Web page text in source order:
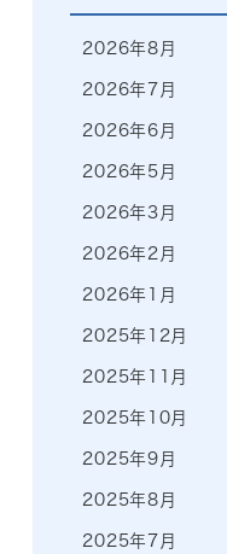
2026年8月
2026年7月
2026年6月
2026年5月
2026年3月
2026年2月
2026年1月
2025年12月
2025年11月
2025年10月
2025年9月
2025年8月
2025年7月